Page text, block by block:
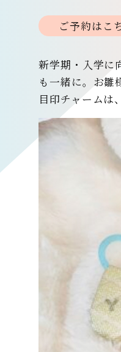
ご予約はこ
新学期・入学に
も一緒に。お雛
目印チャームは